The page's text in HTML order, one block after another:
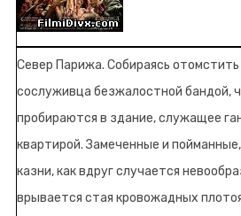
Север Парижа. Собираясь
сослуживца безжалостной бандой,
пробираются в здание, служащее
квартирой. Замеченные и
казни, как вдруг случается
врывается стая кровожадных